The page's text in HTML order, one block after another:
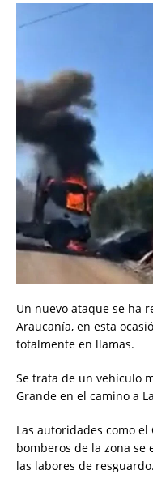
Un nuevo ataque se ha
Araucanía, en esta
totalmente en llamas.
Se trata de un vehículo
Grande en el camino a
Las autoridades como
bomberos de la zona
las labores de resguardo.